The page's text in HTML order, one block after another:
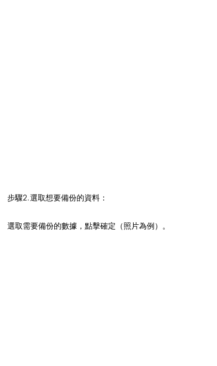
步驟2. 選取想要備份的資料：
選取需要備份的數據，點擊確定（照片為例）。